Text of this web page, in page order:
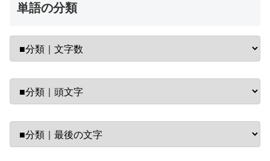
単語の分類